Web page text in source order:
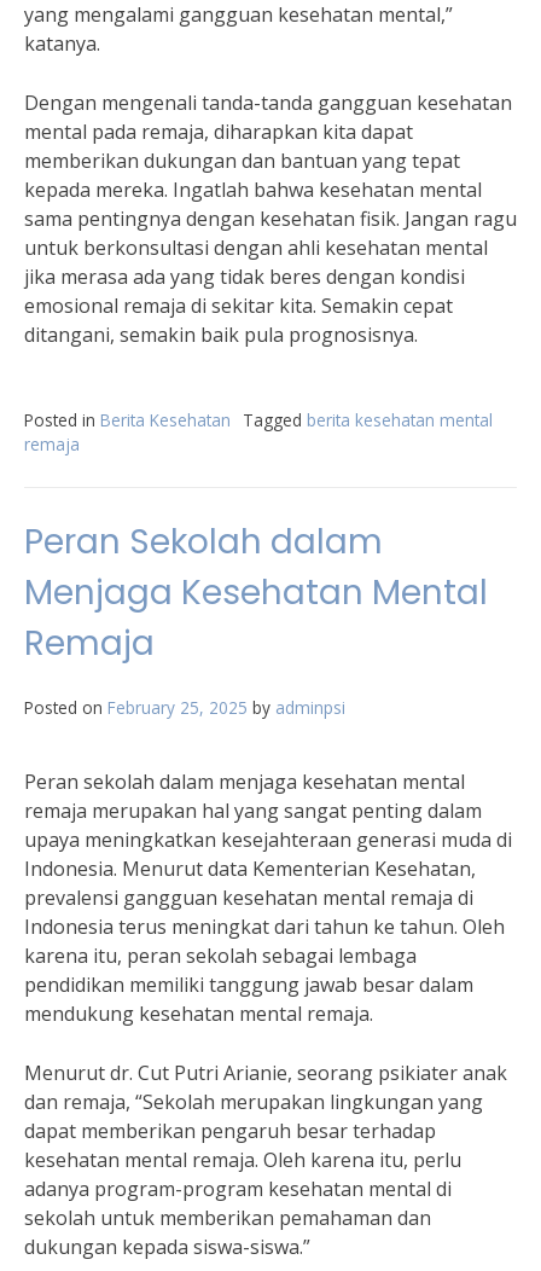
yang mengalami gangguan kesehatan mental,”
katanya.
Dengan mengenali tanda-tanda gangguan kesehatan
mental pada remaja, diharapkan kita dapat
memberikan dukungan dan bantuan yang tepat
kepada mereka. Ingatlah bahwa kesehatan mental
sama pentingnya dengan kesehatan fisik. Jangan ragu
untuk berkonsultasi dengan ahli kesehatan mental
jika merasa ada yang tidak beres dengan kondisi
emosional remaja di sekitar kita. Semakin cepat
ditangani, semakin baik pula prognosisnya.
Posted in Berita Kesehatan Tagged berita kesehatan mental
remaja
Peran Sekolah dalam
Menjaga Kesehatan Mental
Remaja
Posted on February 25, 2025 by adminpsi
Peran sekolah dalam menjaga kesehatan mental
remaja merupakan hal yang sangat penting dalam
upaya meningkatkan kesejahteraan generasi muda di
Indonesia. Menurut data Kementerian Kesehatan,
prevalensi gangguan kesehatan mental remaja di
Indonesia terus meningkat dari tahun ke tahun. Oleh
karena itu, peran sekolah sebagai lembaga
pendidikan memiliki tanggung jawab besar dalam
mendukung kesehatan mental remaja.
Menurut dr. Cut Putri Arianie, seorang psikiater anak
dan remaja, “Sekolah merupakan lingkungan yang
dapat memberikan pengaruh besar terhadap
kesehatan mental remaja. Oleh karena itu, perlu
adanya program-program kesehatan mental di
sekolah untuk memberikan pemahaman dan
dukungan kepada siswa-siswa.”